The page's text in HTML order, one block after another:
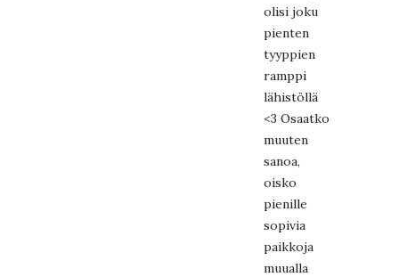
olisi joku
pienten
tyyppien
ramppi
lähistöllä
<3 Osaatko
muuten
sanoa,
oisko
pienille
sopivia
paikkoja
muualla